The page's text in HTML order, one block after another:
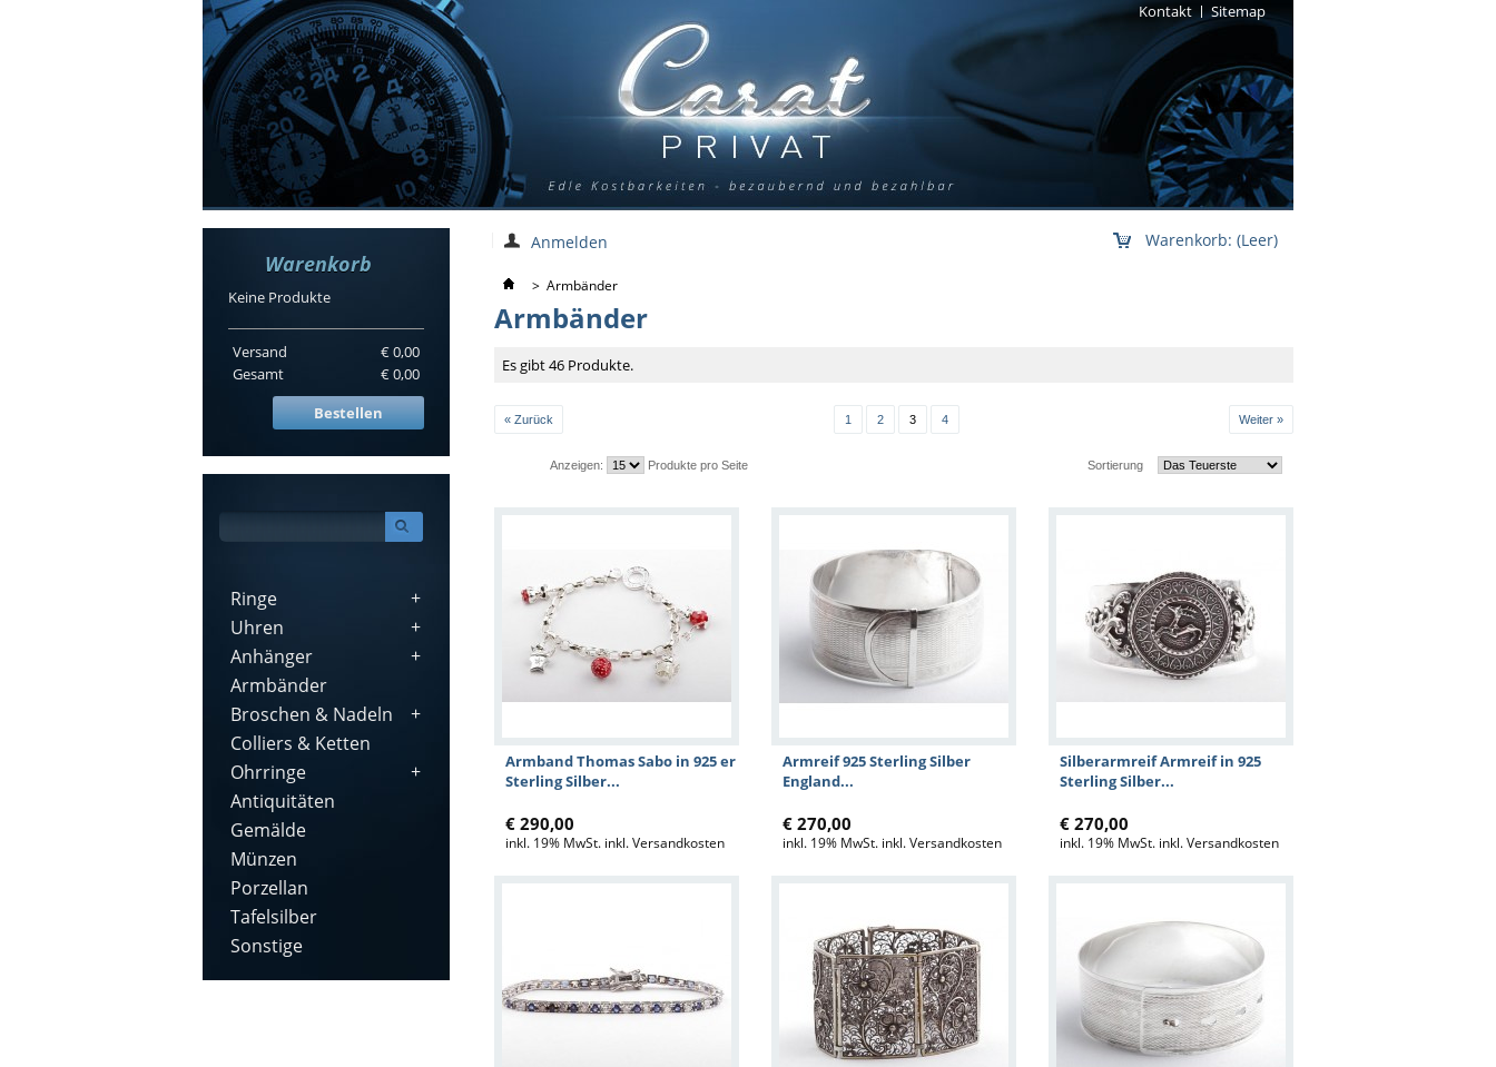
Kontakt Sitemap
Warenkorb: (Leer)
Anmelden
Warenkorb
Keine Produkte
€ 0,00
Versand
€ 0,00
Gesamt
Bestellen
Ringe
Uhren
Anhänger
Armbänder
Broschen & Nadeln
Colliers & Ketten
Ohrringe
Antiquitäten
Gemälde
Münzen
Porzellan
Tafelsilber
Sonstige
> Armbänder
Armbänder
Es gibt 46 Produkte.
« Zurück 1 2 3 4 Weiter »
Sortierung
Anzeigen: Produkte pro Seite
Armband Thomas Sabo in 925 er
Sterling Silber...
€ 290,00
inkl. 19% MwSt. inkl. Versandkosten
Armreif 925 Sterling Silber
England...
€ 270,00
inkl. 19% MwSt. inkl. Versandkosten
Silberarmreif Armreif in 925
Sterling Silber...
€ 270,00
inkl. 19% MwSt. inkl. Versandkosten